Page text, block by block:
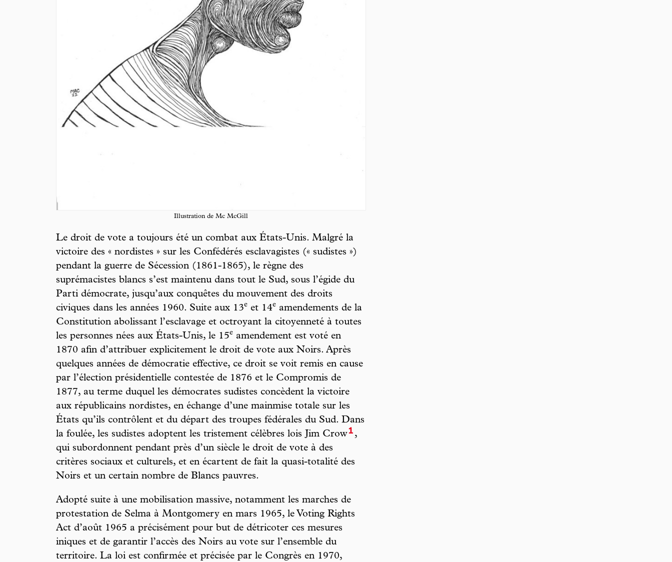
Illustration de Mc McGill
Le droit de vote a toujours été un combat aux États-Unis. Malgré la
victoire des « nordistes » sur les Confédérés esclavagistes (« sudistes »)
pendant la guerre de Sécession (1861-1865), le règne des
suprémacistes blancs s’est maintenu dans tout le Sud, sous l’égide du
Parti démocrate, jusqu’aux conquêtes du mouvement des droits
civiques dans les années 1960. Suite aux 13e et 14e amendements de la
Constitution abolissant l’esclavage et octroyant la citoyenneté à toutes
les personnes nées aux États-Unis, le 15e amendement est voté en
1870 afin d’attribuer explicitement le droit de vote aux Noirs. Après
quelques années de démocratie effective, ce droit se voit remis en cause
par l’élection présidentielle contestée de 1876 et le Compromis de
1877, au terme duquel les démocrates sudistes concèdent la victoire
aux républicains nordistes, en échange d’une mainmise totale sur les
États qu’ils contrôlent et du départ des troupes fédérales du Sud. Dans
la foulée, les sudistes adoptent les tristement célèbres lois Jim Crow1 ,
qui subordonnent pendant près d’un siècle le droit de vote à des
critères sociaux et culturels, et en écartent de fait la quasi-totalité des
Noirs et un certain nombre de Blancs pauvres.
Adopté suite à une mobilisation massive, notamment les marches de
protestation de Selma à Montgomery en mars 1965, le Voting Rights
Act d’août 1965 a précisément pour but de détricoter ces mesures
iniques et de garantir l’accès des Noirs au vote sur l’ensemble du
territoire. La loi est confirmée et précisée par le Congrès en 1970,